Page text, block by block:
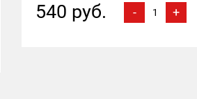
540 руб. - +